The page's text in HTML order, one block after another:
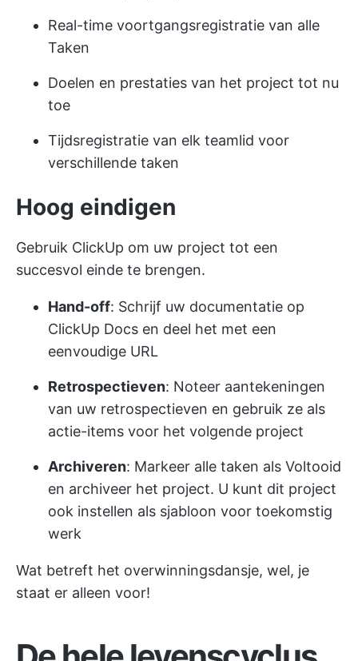
Real-time voortgangsregistratie van alle
Taken
Doelen en prestaties van het project tot nu
toe
Tijdsregistratie van elk teamlid voor
verschillende taken
Hoog eindigen
Gebruik ClickUp om uw project tot een
succesvol einde te brengen.
Hand-off: Schrijf uw documentatie op
ClickUp Docs en deel het met een
eenvoudige URL
Retrospectieven: Noteer aantekeningen
van uw retrospectieven en gebruik ze als
actie-items voor het volgende project
Archiveren: Markeer alle taken als Voltooid
en archiveer het project. U kunt dit project
ook instellen als sjabloon voor toekomstig
werk
Wat betreft het overwinningsdansje, wel, je
staat er alleen voor!